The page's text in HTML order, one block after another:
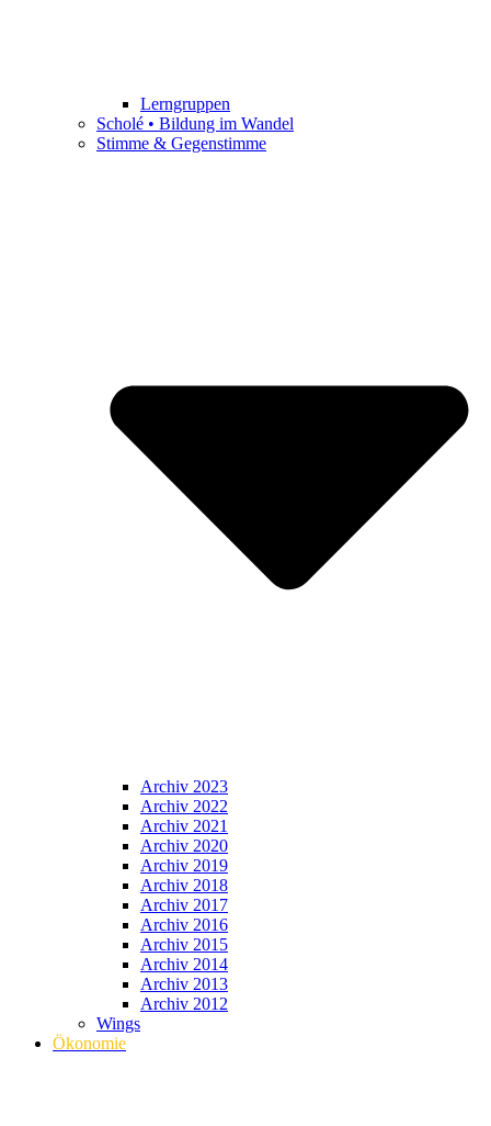
Lerngruppen
Scholé • Bildung im Wandel
Stimme & Gegenstimme
Archiv 2023
Archiv 2022
Archiv 2021
Archiv 2020
Archiv 2019
Archiv 2018
Archiv 2017
Archiv 2016
Archiv 2015
Archiv 2014
Archiv 2013
Archiv 2012
Wings
Ökonomie